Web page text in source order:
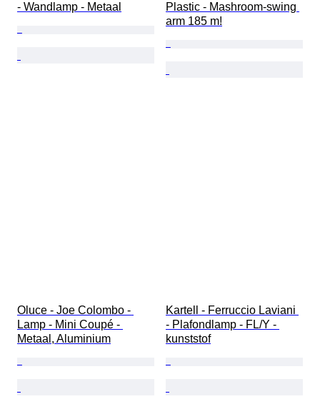
- Wandlamp - Metaal
Plastic - Mashroom-swing
arm 185 m!
Oluce - Joe Colombo -
Lamp - Mini Coupé -
Metaal, Aluminium
Kartell - Ferruccio Laviani
- Plafondlamp - FL/Y -
kunststof